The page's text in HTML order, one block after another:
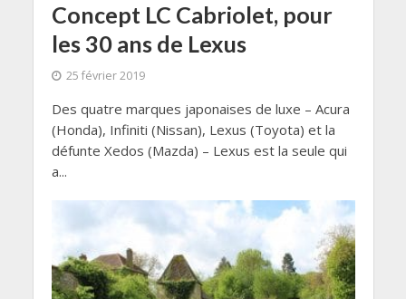
Concept LC Cabriolet, pour
les 30 ans de Lexus
25 février 2019
Des quatre marques japonaises de luxe – Acura
(Honda), Infiniti (Nissan), Lexus (Toyota) et la
défunte Xedos (Mazda) – Lexus est la seule qui
a...